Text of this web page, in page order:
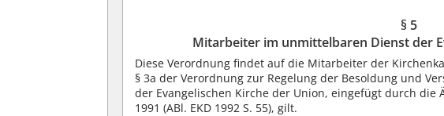
§ 5
Mitarbeiter im unmittelbaren Dienst der
Diese Verordnung findet auf die Mitarbeiter der
§ 3a der Verordnung zur Regelung der Besoldung und
der Evangelischen Kirche der Union, eingefügt durch die
1991 (ABl. EKD 1992 S. 55), gilt.